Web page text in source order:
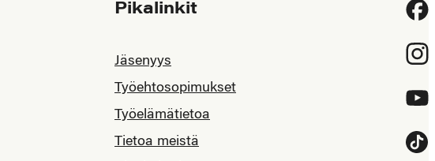
Pikalinkit
Jäsenyys
Työehtosopimukset
Työelämätietoa
Tietoa meistä